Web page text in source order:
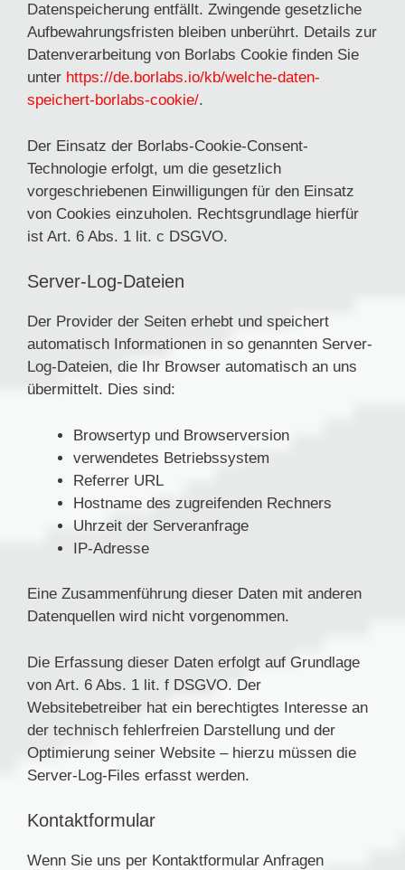
Datenspeicherung entfällt. Zwingende gesetzliche
Aufbewahrungsfristen bleiben unberührt. Details zur
Datenverarbeitung von Borlabs Cookie finden Sie
unter https://de.borlabs.io/kb/welche-daten-
speichert-borlabs-cookie/.
Der Einsatz der Borlabs-Cookie-Consent-
Technologie erfolgt, um die gesetzlich
vorgeschriebenen Einwilligungen für den Einsatz
von Cookies einzuholen. Rechtsgrundlage hierfür
ist Art. 6 Abs. 1 lit. c DSGVO.
Server-Log-Dateien
Der Provider der Seiten erhebt und speichert
automatisch Informationen in so genannten Server-
Log-Dateien, die Ihr Browser automatisch an uns
übermittelt. Dies sind:
Browsertyp und Browserversion
verwendetes Betriebssystem
Referrer URL
Hostname des zugreifenden Rechners
Uhrzeit der Serveranfrage
IP-Adresse
Eine Zusammenführung dieser Daten mit anderen
Datenquellen wird nicht vorgenommen.
Die Erfassung dieser Daten erfolgt auf Grundlage
von Art. 6 Abs. 1 lit. f DSGVO. Der
Websitebetreiber hat ein berechtigtes Interesse an
der technisch fehlerfreien Darstellung und der
Optimierung seiner Website – hierzu müssen die
Server-Log-Files erfasst werden.
Kontaktformular
Wenn Sie uns per Kontaktformular Anfragen